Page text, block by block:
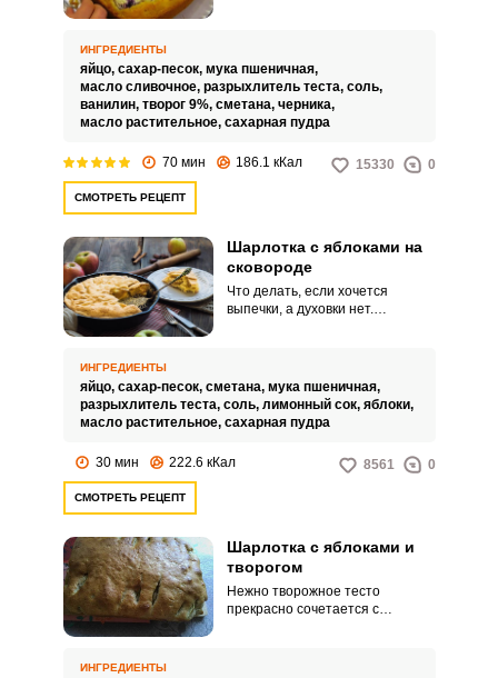
ИНГРЕДИЕНТЫ
яйцо, сахар-песок, мука пшеничная,
масло сливочное, разрыхлитель теста, соль,
ванилин, творог 9%, сметана, черника,
масло растительное, сахарная пудра
70 мин 186.1 кКал 15330 0
СМОТРЕТЬ РЕЦЕПТ
Шарлотка с яблоками на
сковороде
Что делать, если хочется
выпечки, а духовки нет.
приготовить на плите в
сковородке.
ИНГРЕДИЕНТЫ
яйцо, сахар-песок, сметана, мука пшеничная,
разрыхлитель теста, соль, лимонный сок, яблоки,
масло растительное, сахарная пудра
30 мин 222.6 кКал 8561 0
СМОТРЕТЬ РЕЦЕПТ
Шарлотка с яблоками и
творогом
Нежно творожное тесто
прекрасно сочетается с
ИНГРЕДИЕНТЫ